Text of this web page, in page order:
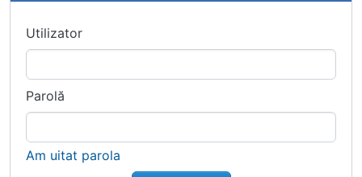
Utilizator
Parolă
Am uitat parola